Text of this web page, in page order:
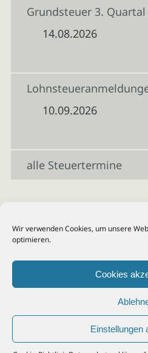
Wir verwenden Cookies, um unsere
optimieren.
Cookies
Einstellungen
Grundsteuer 3. Quartal
14.08.2026
10.09.2026
alle Steuertermine